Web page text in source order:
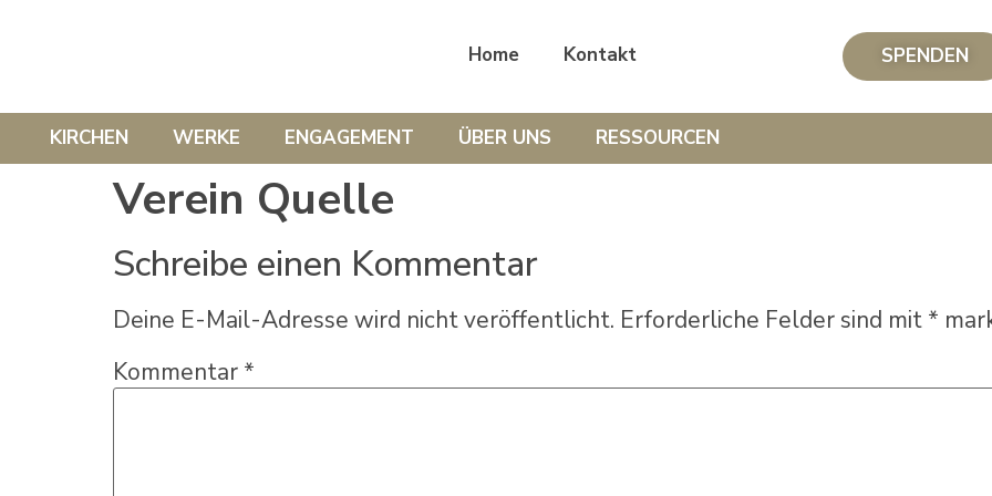
Home Kontakt SPENDEN
KIRCHEN WERKE ENGAGEMENT ÜBER UNS RESSOURCEN
Verein Quelle
Schreibe einen Kommentar
Deine E-Mail-Adresse wird nicht veröffentlicht. Erforderliche Felder sind mit *
Kommentar *